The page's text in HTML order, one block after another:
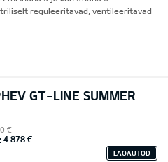
reguleeritavad, ventileeritavad
GT-LINE SUMMER
€
4 878 €
LAOAUTOD